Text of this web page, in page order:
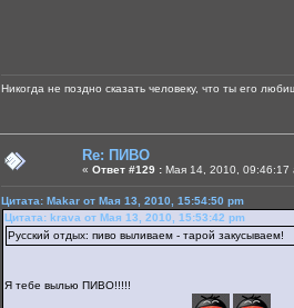
Никогда не поздно сказать человеку, что ты его
Re: ПИВО
« Ответ #129 : Мая 14, 2010, 09:46:17
Цитата: Makar от Мая 13, 2010, 15:54:50 pm
Цитата: krava от Мая 13, 2010, 15:53:42 pm
Русский отдых: пиво выливаем - тарой закусываем!
Я тебе вылью ПИВО!!!!!